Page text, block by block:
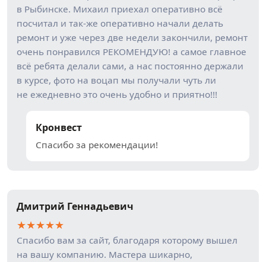
в Рыбинске. Михаил приехал оперативно всё
посчитал и так-же оперативно начали делать
ремонт и уже через две недели закончили, ремонт
очень понравился РЕКОМЕНДУЮ! а самое главное
всё ребята делали сами, а нас постоянно держали
в курсе, фото на воцап мы получали чуть ли
не ежедневно это очень удобно и приятно!!!
Кронвест
Спасибо за рекомендации!
Дмитрий Геннадьевич
★★★★★
Спасибо вам за сайт, благодаря которому вышел
на вашу компанию. Мастера шикарно,